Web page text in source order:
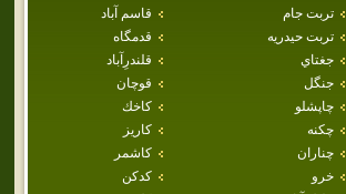
تربت جام
قاسم آباد
تربت حيدريه
قدمگاه
جغتاي
قلندرِآباد
جنگل
قوچان
چاپشلو
كاخك
چکنه
كاريز
چناران
كاشمر
خرو
كدكن